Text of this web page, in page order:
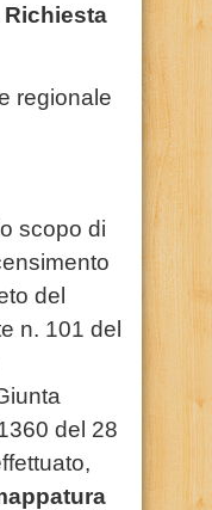
regionale
scopo di
del
n. 101 del
del 28